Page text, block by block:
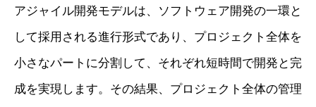
アジャイル開発モデルは、ソフトウェア開発の一環と
して採用される進行形式であり、プロジェクト全体を
小さなパートに分割して、それぞれ短時間で開発と完
成を実現します。その結果、プロジェクト全体の管理